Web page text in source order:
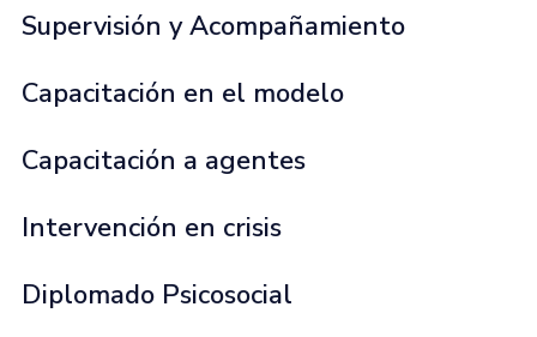
Supervisión y Acompañamiento
Capacitación en el modelo
Capacitación a agentes
Intervención en crisis
Diplomado Psicosocial